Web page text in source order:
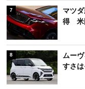
7
マツ
得 米
8
ムー
すさ